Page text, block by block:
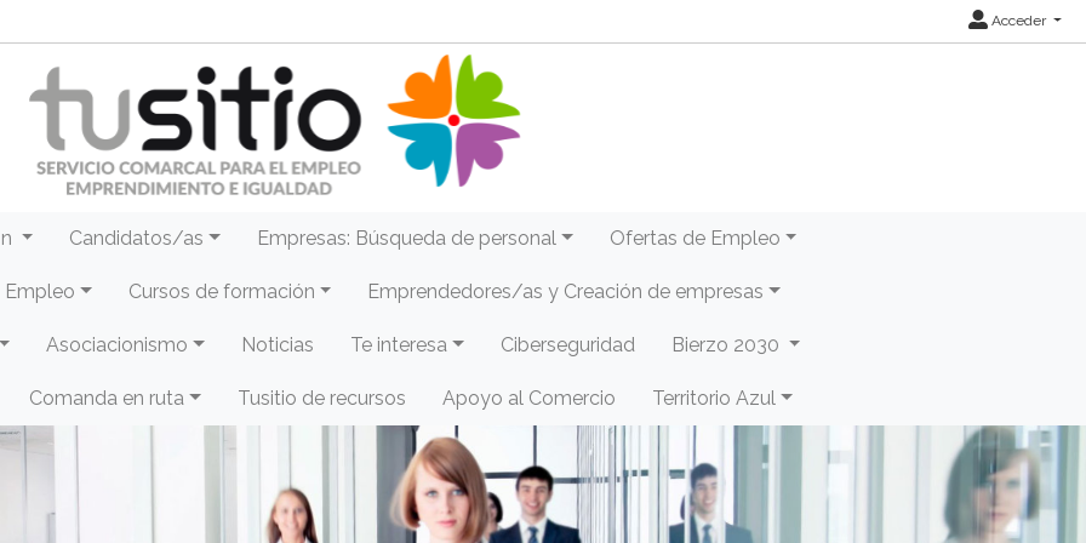
Acceder
Candidatos/as Empresas: Búsqueda de personal Ofertas de Empleo
Cursos de formación Emprendedores/as y Creación de empresas
Asociacionismo Noticias Te interesa Ciberseguridad Bierzo 2030
Comanda en ruta Tusitio de recursos Apoyo al Comercio Territorio Azul